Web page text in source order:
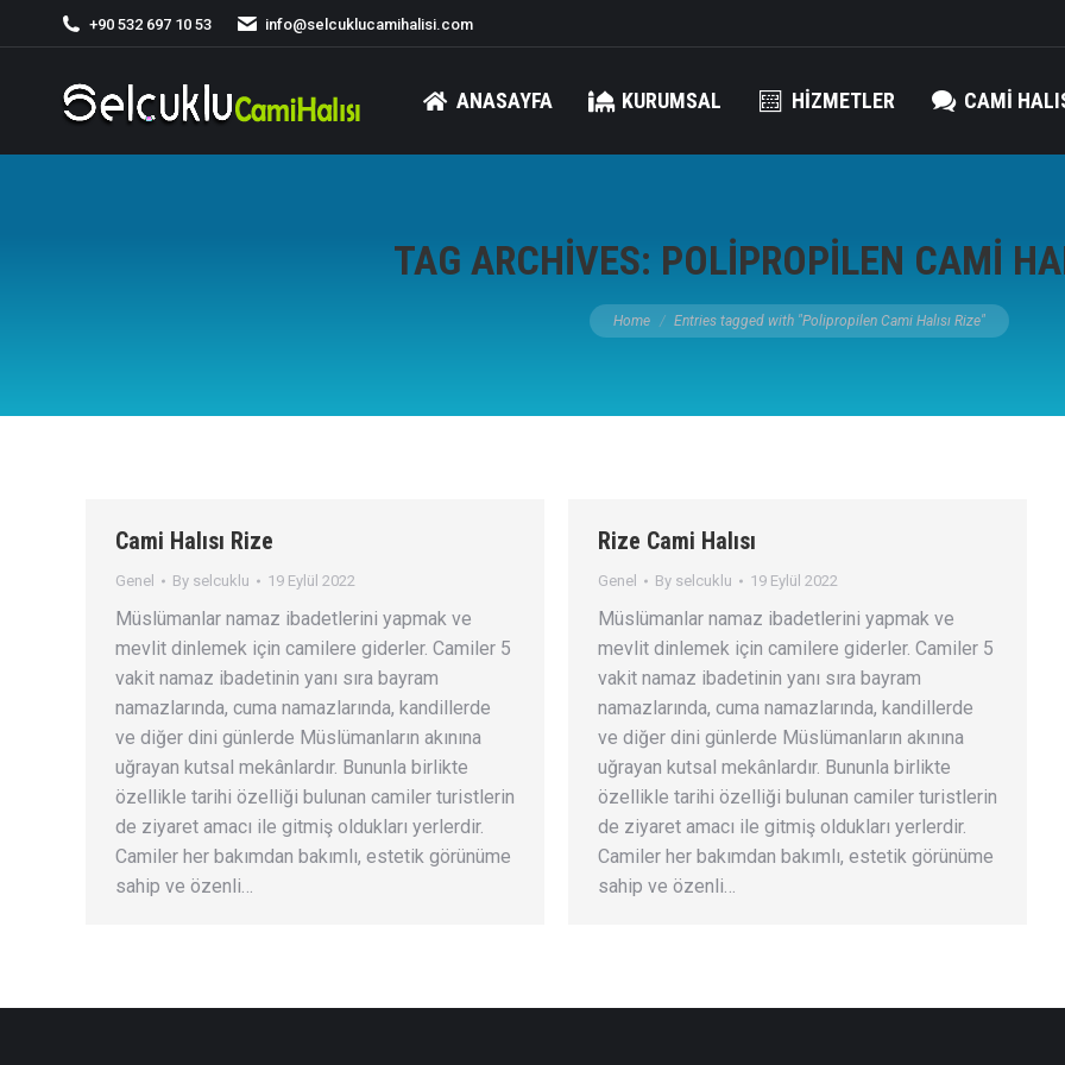
+90 532 697 10 53 info@selcuklucamihalisi.com
ANASAYFA KURUMSAL HIZMETLER CAMI
TAG ARCHIVES: POLIPROPILEN CAMI
You are here:
Home Entries tagged with "Polipropilen Cami Halısı Rize"
Cami Halısı Rize
Genel By selcuklu 19 Eylül 2022
Müslümanlar namaz ibadetlerini yapmak ve
mevlit dinlemek için camilere giderler. Camiler 5
vakit namaz ibadetinin yanı sıra bayram
namazlarında, cuma namazlarında, kandillerde
ve diğer dini günlerde Müslümanların akınına
uğrayan kutsal mekânlardır. Bununla birlikte
özellikle tarihi özelliği bulunan camiler turistlerin
de ziyaret amacı ile gitmiş oldukları yerlerdir.
Camiler her bakımdan bakımlı, estetik görünüme
sahip ve özenli…
Rize Cami Halısı
Genel By selcuklu 19 Eylül 2022
Müslümanlar namaz ibadetlerini yapmak ve
mevlit dinlemek için camilere giderler. Camiler 5
vakit namaz ibadetinin yanı sıra bayram
namazlarında, cuma namazlarında, kandillerde
ve diğer dini günlerde Müslümanların akınına
uğrayan kutsal mekânlardır. Bununla birlikte
özellikle tarihi özelliği bulunan camiler turistlerin
de ziyaret amacı ile gitmiş oldukları yerlerdir.
Camiler her bakımdan bakımlı, estetik görünüme
sahip ve özenli…